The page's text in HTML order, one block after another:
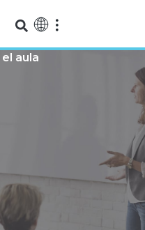
aula